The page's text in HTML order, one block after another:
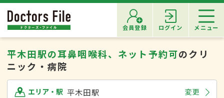
会員登録 ログイン メニュー
平木田駅の耳鼻咽喉科、ネット予約可のクリ
ニック・病院
エリア・駅 平木田駅 変更